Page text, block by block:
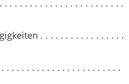
. . . . . . . . . . . . . . . . . . . . . . .
. . . . . . . . . . . . . . . . .
. . . . . . . . . . . . . . . . . . . . . . .